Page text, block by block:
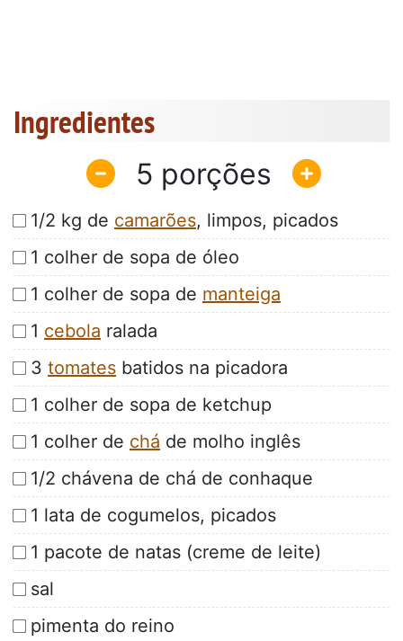
Ingredientes
5
1/2 kg de camarões, limpos, picados
1 colher de sopa de óleo
1 colher de sopa de manteiga
1 cebola ralada
3 tomates batidos na picadora
1 colher de sopa de ketchup
1 colher de chá de molho inglês
1/2 chávena de chá de conhaque
1 lata de cogumelos, picados
1 pacote de natas (creme de leite)
sal
pimenta do reino